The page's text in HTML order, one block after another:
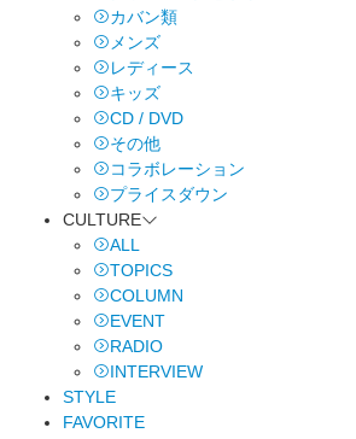
カバン類
メンズ
レディース
キッズ
CD / DVD
その他
コラボレーション
プライスダウン
CULTURE
ALL
TOPICS
COLUMN
EVENT
RADIO
INTERVIEW
STYLE
FAVORITE